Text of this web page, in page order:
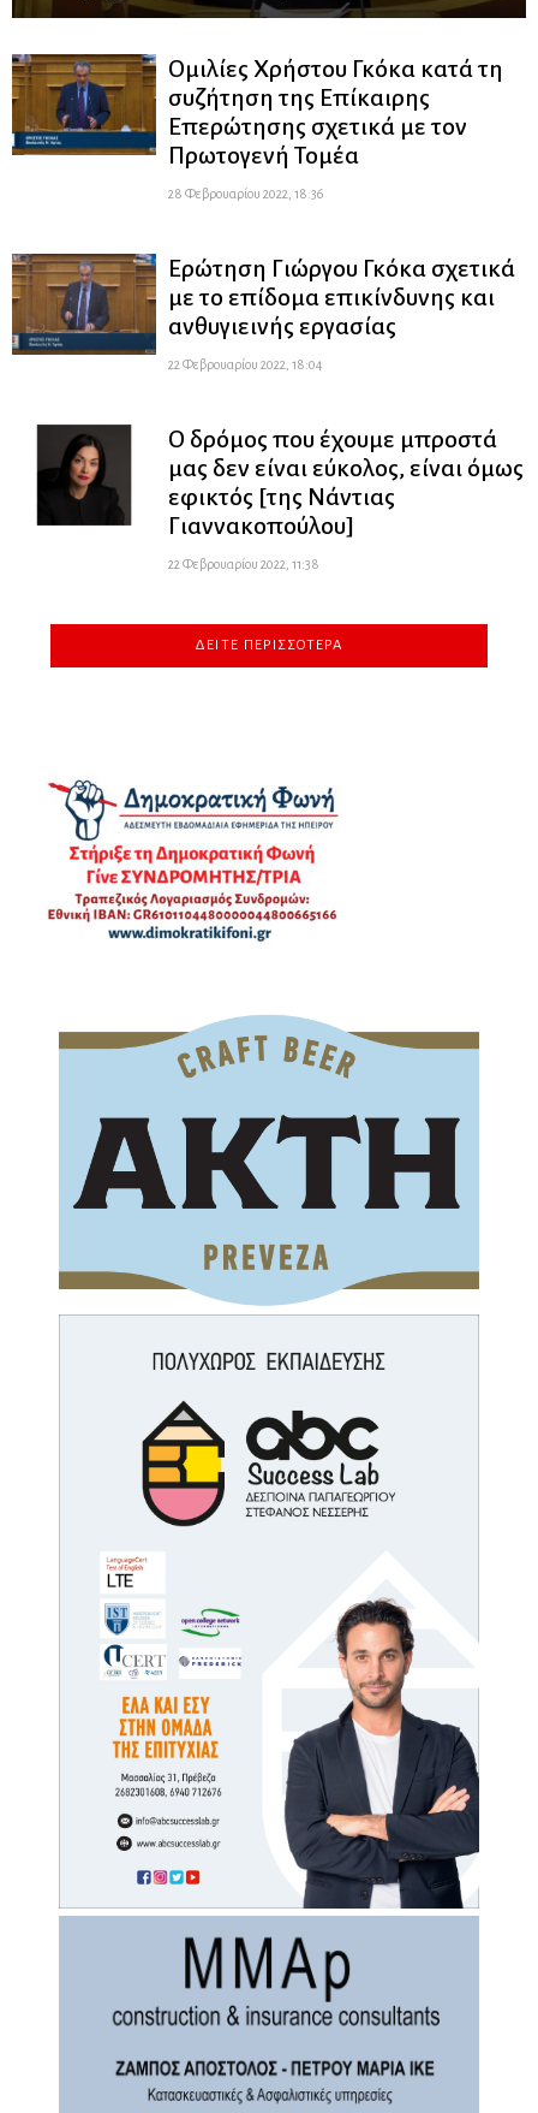
Ομιλίες Χρήστου Γκόκα κατά τη
συζήτηση της Επίκαιρης
Επερώτησης σχετικά με τον
Πρωτογενή Τομέα
28 Φεβρουαρίου 2022, 18:36
Ερώτηση Γιώργου Γκόκα σχετικά
με το επίδομα επικίνδυνης και
ανθυγιεινής εργασίας
22 Φεβρουαρίου 2022, 18:04
Ο δρόμος που έχουμε μπροστά
μας δεν είναι εύκολος, είναι όμως
εφικτός [της Νάντιας
Γιαννακοπούλου]
22 Φεβρουαρίου 2022, 11:38
ΔΕΊΤΕ ΠΕΡΙΣΣΌΤΕΡΑ